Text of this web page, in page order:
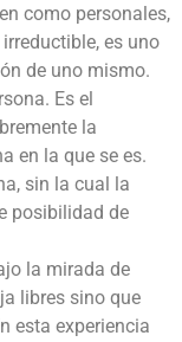
como personales,
es uno
de uno mismo.
Es el
la
en la que se es.
sin la cual la
posibilidad de
la mirada de
libres sino que
esta experiencia